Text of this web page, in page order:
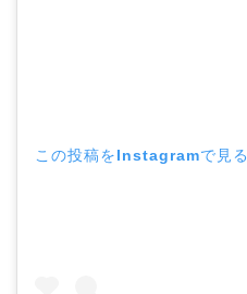
この投稿をInstagramで見る